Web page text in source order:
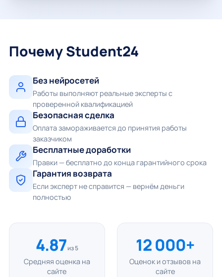
Почему Student24
Без нейросетей
Работы выполняют реальные эксперты с
проверенной квалификацией
Безопасная сделка
Оплата замораживается до принятия работы
заказчиком
Бесплатные доработки
Правки — бесплатно до конца гарантийного срока
Гарантия возврата
Если эксперт не справится — вернём деньги
полностью
4.87из 5
Средняя оценка на
сайте
12 000+
Оценок и отзывов на
сайте